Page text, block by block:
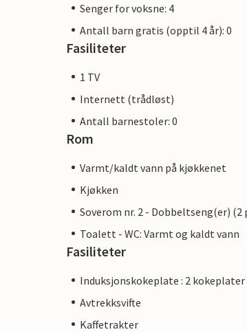
Senger for voksne: 4
Antall barn gratis (opptil 4 år): 0
Fasiliteter
1 TV
Internett (trådløst)
Antall barnestoler: 0
Rom
Varmt/kaldt vann på kjøkkenet
Kjøkken
Soverom nr. 2 - Dobbeltseng(er) (2
Toalett - WC: Varmt og kaldt vann
Fasiliteter
Induksjonskokeplate : 2 kokeplater
Avtrekksvifte
Kaffetrakter